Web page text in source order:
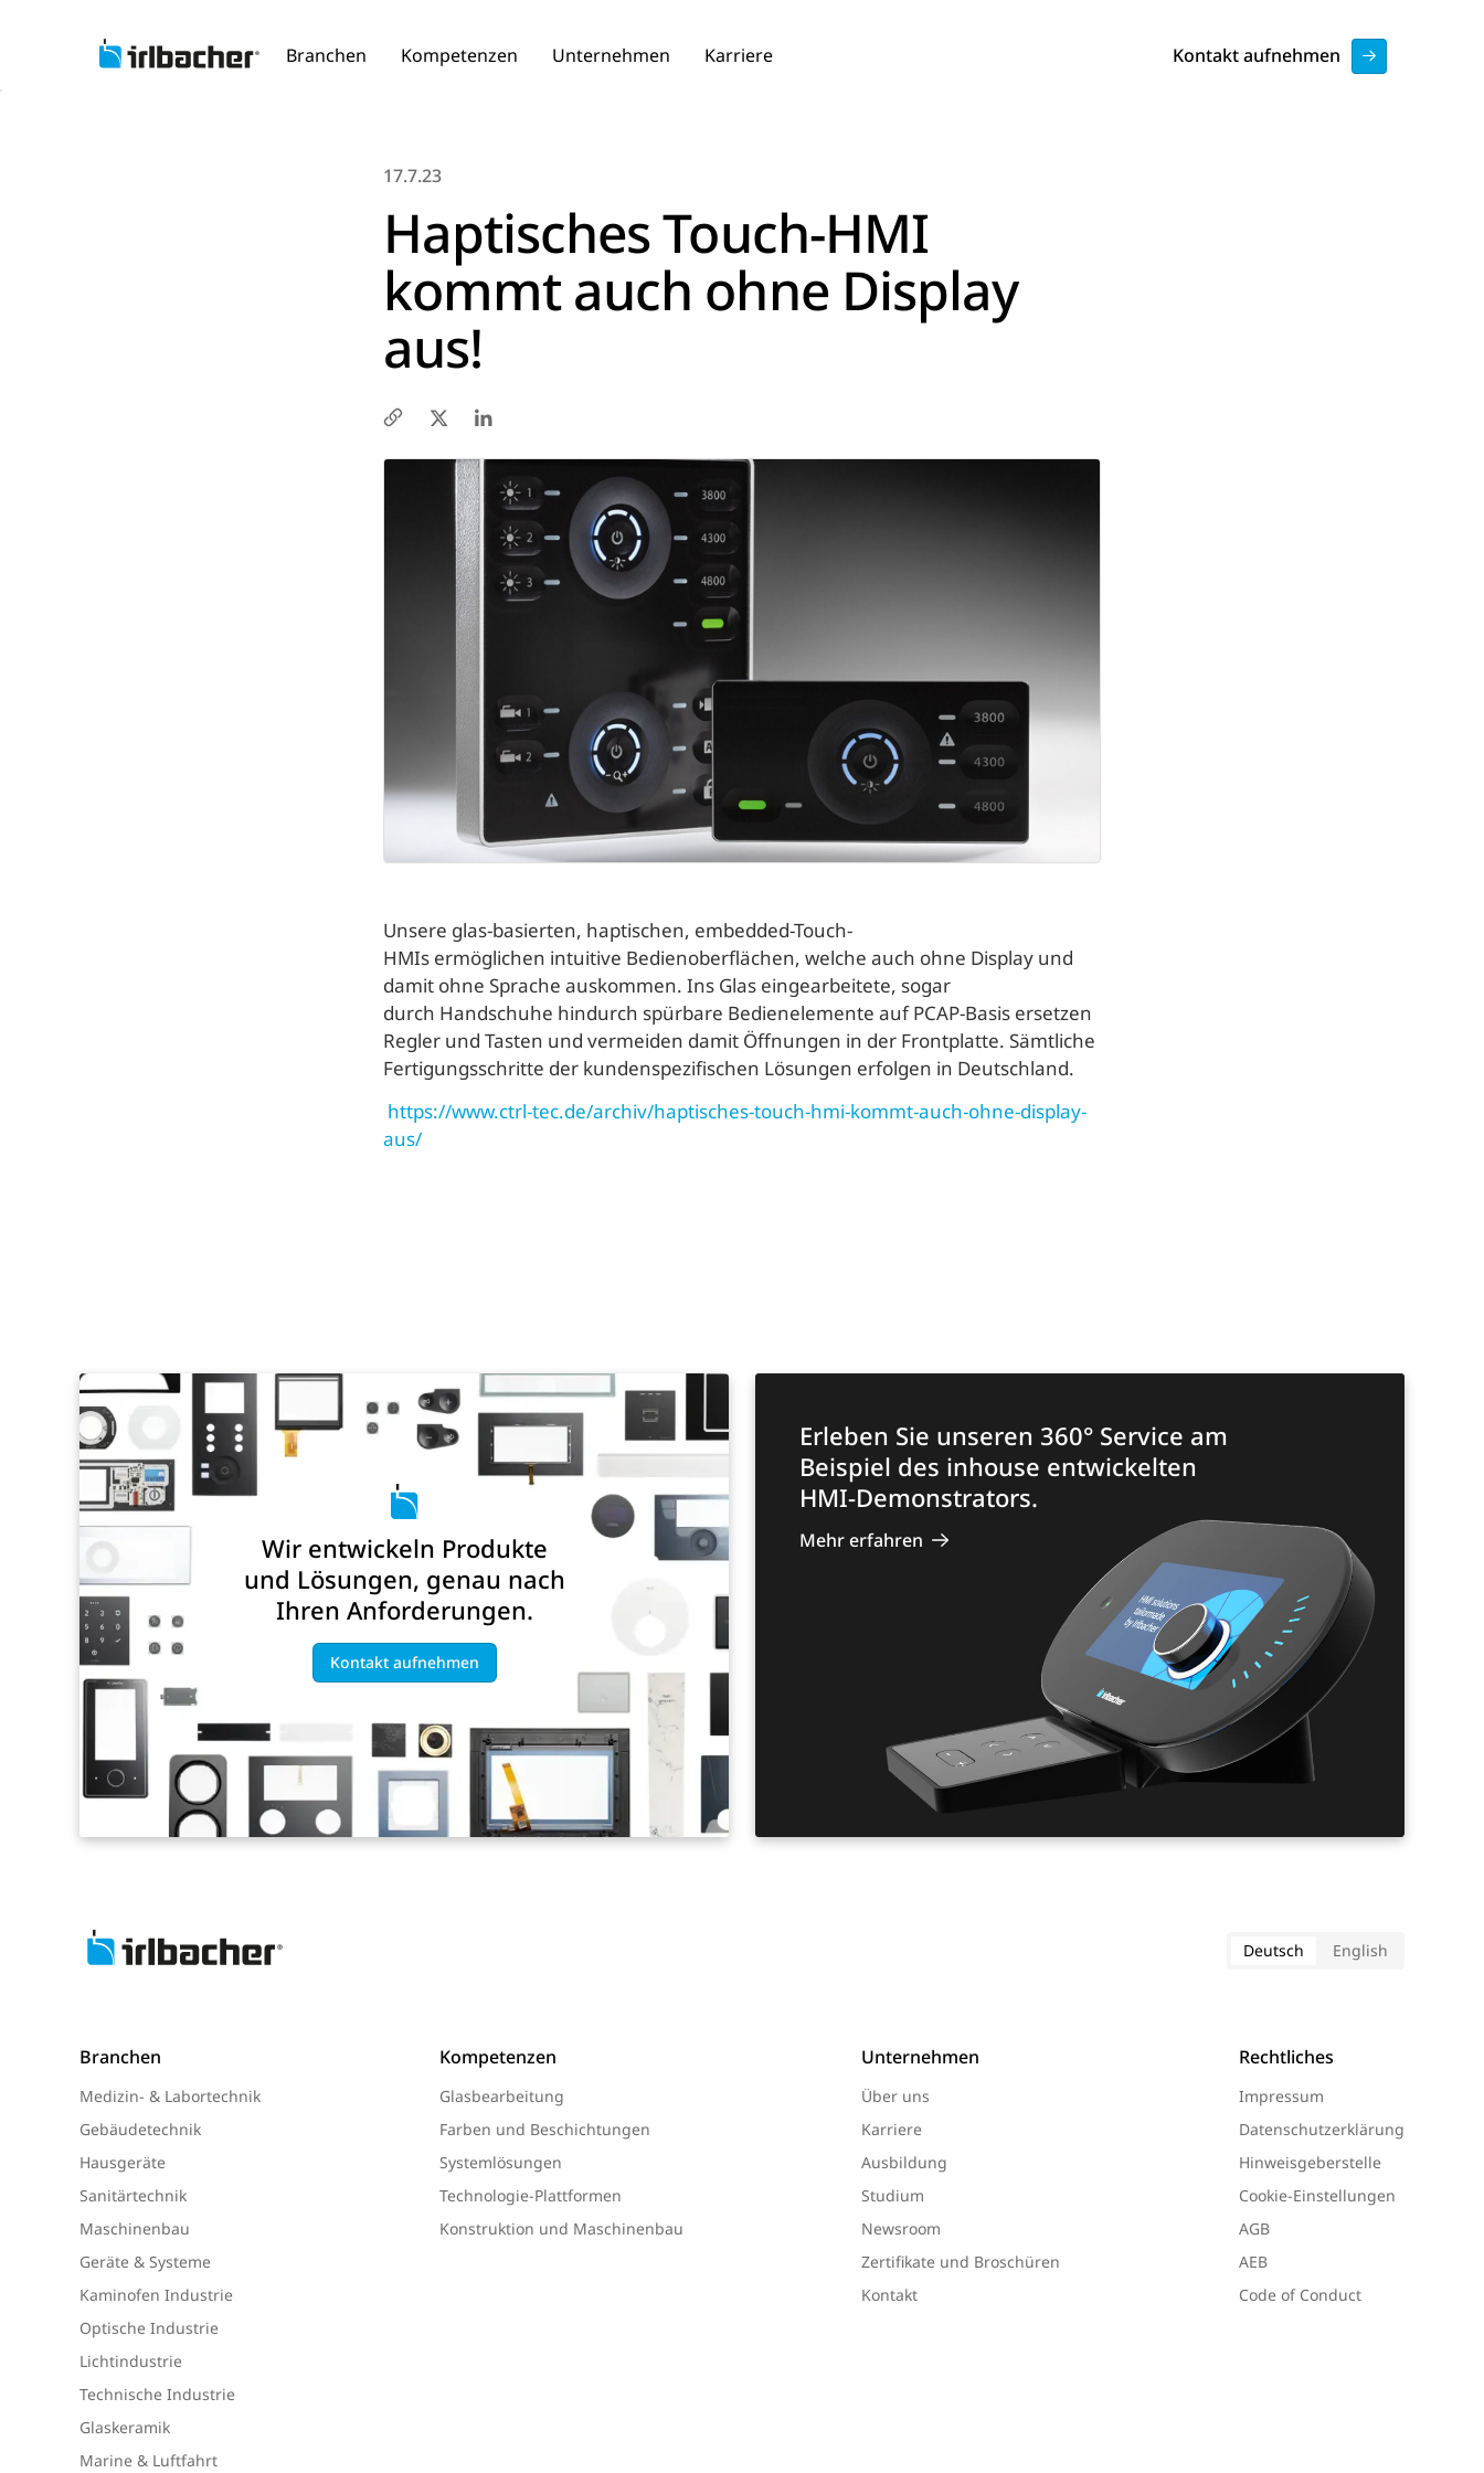
Branchen Kompetenzen Unternehmen Karriere Kontakt aufnehmen
17.7.23
Haptisches Touch-HMI
kommt auch ohne Display
aus!
Unsere glas-basierten, haptischen, embedded-Touch-
HMIs ermöglichen intuitive Bedienoberflächen, welche auch ohne Display und
damit ohne Sprache auskommen. Ins Glas eingearbeitete, sogar
durch Handschuhe hindurch spürbare Bedienelemente auf PCAP-Basis ersetzen
Regler und Tasten und vermeiden damit Öffnungen in der Frontplatte. Sämtliche
Fertigungsschritte der kundenspezifischen Lösungen erfolgen in Deutschland.
https://www.ctrl-tec.de/archiv/haptisches-touch-hmi-kommt-auch-ohne-display-
aus/
Wir entwickeln Produkte
und Lösungen, genau nach
Ihren Anforderungen.
Kontakt aufnehmen
Erleben Sie unseren 360° Service am
Beispiel des inhouse entwickelten
HMI-Demonstrators.
Mehr erfahren
Deutsch English
Branchen
Medizin- & Labortechnik
Gebäudetechnik
Hausgeräte
Sanitärtechnik
Maschinenbau
Geräte & Systeme
Kaminofen Industrie
Optische Industrie
Lichtindustrie
Technische Industrie
Glaskeramik
Marine & Luftfahrt
Kompetenzen
Glasbearbeitung
Farben und Beschichtungen
Systemlösungen
Technologie-Plattformen
Konstruktion und Maschinenbau
Unternehmen
Über uns
Karriere
Ausbildung
Studium
Newsroom
Zertifikate und Broschüren
Kontakt
Rechtliches
Impressum
Datenschutzerklärung
Hinweisgeberstelle
Cookie-Einstellungen
AGB
AEB
Code of Conduct